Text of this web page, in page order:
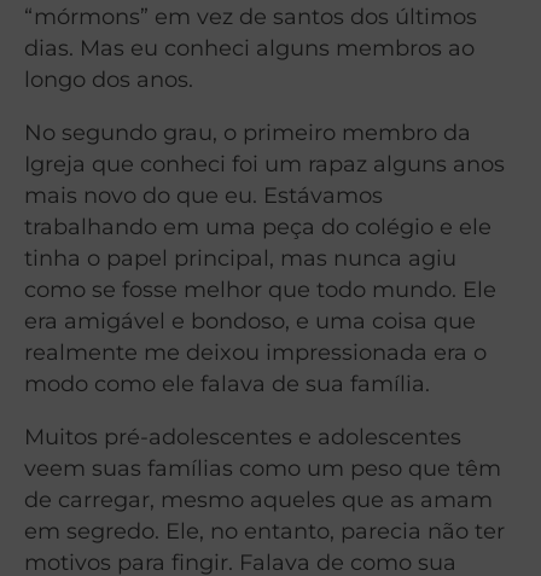
“mórmons” em vez de santos dos últimos
dias. Mas eu conheci alguns membros ao
longo dos anos.
No segundo grau, o primeiro membro da
Igreja que conheci foi um rapaz alguns anos
mais novo do que eu. Estávamos
trabalhando em uma peça do colégio e ele
tinha o papel principal, mas nunca agiu
como se fosse melhor que todo mundo. Ele
era amigável e bondoso, e uma coisa que
realmente me deixou impressionada era o
modo como ele falava de sua família.
Muitos pré-adolescentes e adolescentes
veem suas famílias como um peso que têm
de carregar, mesmo aqueles que as amam
em segredo. Ele, no entanto, parecia não ter
motivos para fingir. Falava de como sua